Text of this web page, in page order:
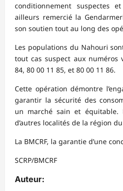
conditionnement suspectes
ailleurs remercié la
son soutien tout au long des
Les populations du Nahouri
tout cas suspect aux numéros
84, 80 00 11 85, et 80 00 11 86.
Cette opération démontre
garantir la sécurité des
un marché sain et équitable.
d’autres localités de la région
La BMCRF, la garantie d’une
SCRP/BMCRF
Auteur: